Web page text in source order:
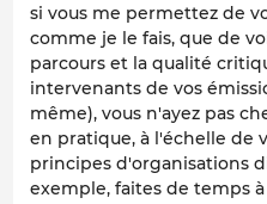
si vous me permettez de
comme je le fais, que de
parcours et la qualité
intervenants de vos
même), vous n'ayez pas
en pratique, à l'échelle de
principes d'organisations
exemple, faites de temps